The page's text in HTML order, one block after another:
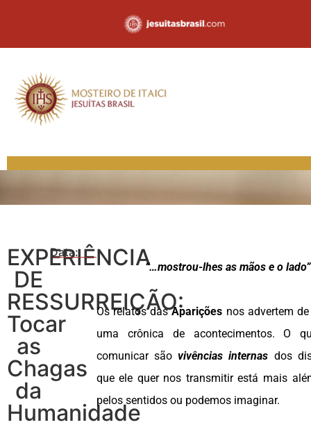
EXPERIÊNCIA
DE
RESSURREIÇÃO:
Tocar
as
Chagas
da
Humanidade
Data:
“…mostrou-lhes as mãos e o lado”
Os relatos dasAparições nos advertem
uma crônica de acontecimentos. O
comunicar sãovivências internas dos
que ele quer nos transmitir está mais
pelos sentidos ou podemos imaginar.